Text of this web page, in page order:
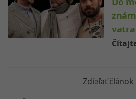
vatra
Zdieľať článok